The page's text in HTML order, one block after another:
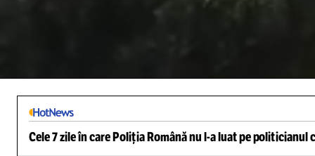
Cele 7 zile în care Poliția Română nu l-a luat pe